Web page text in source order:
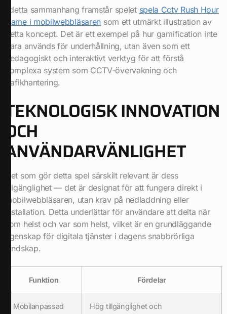
I detta sammanhang framstår spelet spela Cctv Rush Hour
Game i mobilwebbläsaren som ett utmärkt illustration av
detta koncept. Det är ett exempel på hur gamification inte
bara används för underhållning, utan även som ett
pedagogiskt och interaktivt verktyg för att förstå
komplexa system som CCTV-övervakning och
trafikhantering.
TEKNOLOGISK INNOVATION
OCH
ANVÄNDARVÄNLIGHET
Det som gör detta spel särskilt relevant är dess
tillgänglighet — det är designat för att fungera direkt i
mobilwebbläsaren, utan krav på nedladdning eller
installation. Detta underlättar för användare att delta när
som helst och var som helst, vilket är en grundläggande
egenskap för digitala tjänster i dagens snabbrörliga
landskap.
Funktion Fördelar
Mobilanpassad
Hög tillgänglighet och